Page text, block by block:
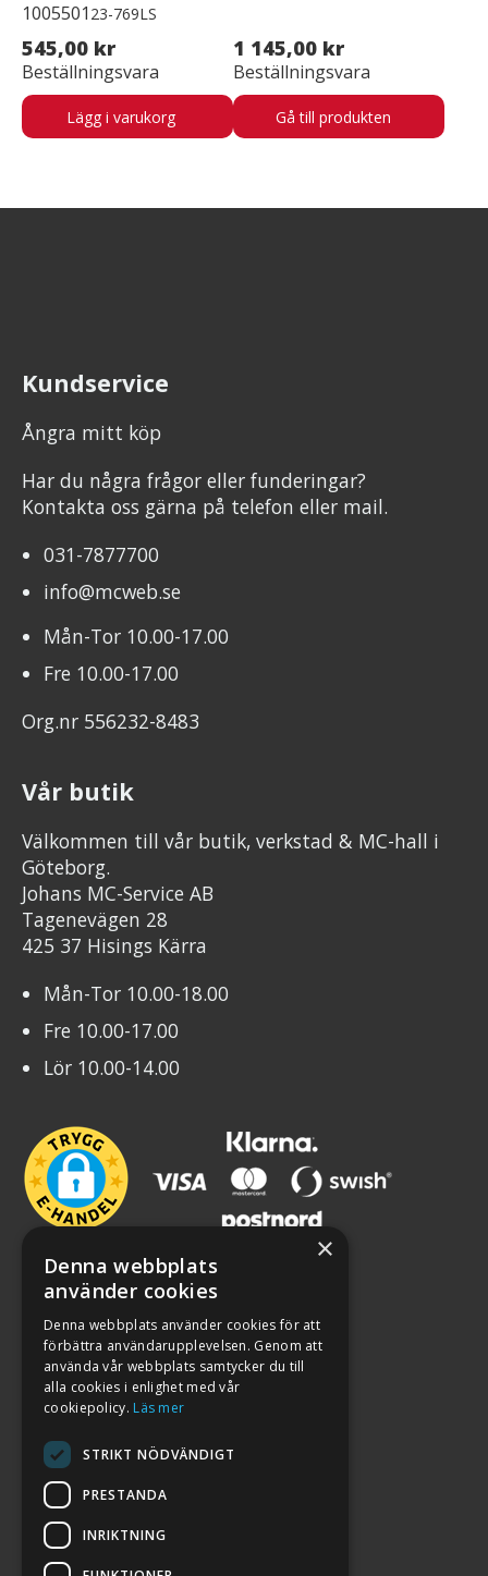
1005501 23-769LS
545,00 kr
Beställningsvara
Lägg i varukorg
1 145,00 kr
Beställningsvara
Gå till produkten
Kundservice
Ångra mitt köp
Har du några frågor eller funderingar?
Kontakta oss gärna på telefon eller mail.
031-7877700
info@mcweb.se
Mån-Tor 10.00-17.00
Fre 10.00-17.00
Org.nr 556232-8483
Vår butik
Välkommen till vår butik, verkstad & MC-hall i
Göteborg.
Johans MC-Service AB
Tagenevägen 28
425 37 Hisings Kärra
Mån-Tor 10.00-18.00
Fre 10.00-17.00
Lör 10.00-14.00
2026. ALL RIGHTS RESERVED.
×
Denna webbplats
använder cookies
Denna webbplats använder cookies för att
förbättra användarupplevelsen. Genom att
använda vår webbplats samtycker du till
alla cookies i enlighet med vår
cookiepolicy. Läs mer
STRIKT NÖDVÄNDIGT
PRESTANDA
INRIKTNING